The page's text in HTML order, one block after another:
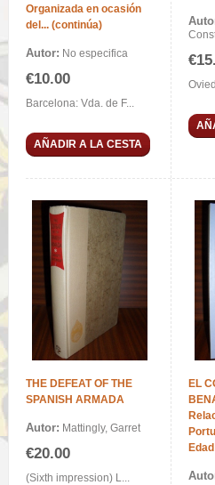
Organizada en ocasión
del... (continúa)
Autor: No especifica
€10.00
Barcelona: Vda. de F...
AÑADIR A LA CESTA
THE DEFEAT OF THE
SPANISH ARMADA
Autor: Mattingly, Garret
€20.00
(Sixth impression) L...
EL